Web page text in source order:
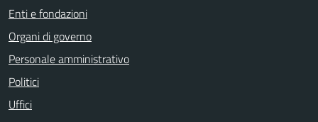
Enti e fondazioni
Organi di governo
Personale amministrativo
Politici
Uffici